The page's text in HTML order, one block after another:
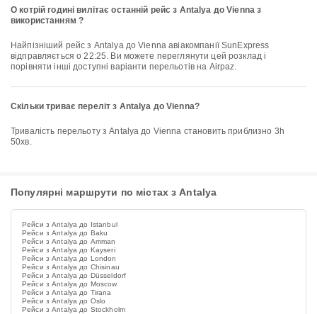
О котрій годині вилітає останній рейс з Antalya до Vienna з
використанням ?
Найпізніший рейс з Antalya до Vienna авіакомпанії SunExpress
відправляється о 22:25. Ви можете переглянути цей розклад і
порівняти інші доступні варіанти перельотів на Airpaz.
Скільки триває переліт з Antalya до Vienna?
Тривалість перельоту з Antalya до Vienna становить приблизно 3h
50хв.
Популярні маршрути по містах з Antalya
Рейси з Antalya до Istanbul
Рейси з Antalya до Baku
Рейси з Antalya до Amman
Рейси з Antalya до Kayseri
Рейси з Antalya до London
Рейси з Antalya до Chisinau
Рейси з Antalya до Düsseldorf
Рейси з Antalya до Moscow
Рейси з Antalya до Tirana
Рейси з Antalya до Oslo
Рейси з Antalya до Stockholm